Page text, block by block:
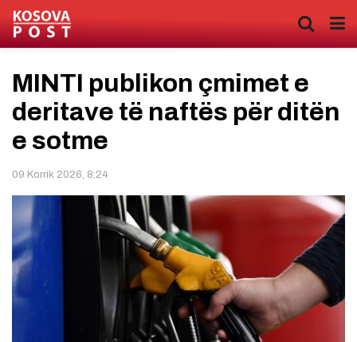
MINTI publikon çmimet e
deritave të naftës për ditën
e sotme
09 Korrik 2026, 8:24